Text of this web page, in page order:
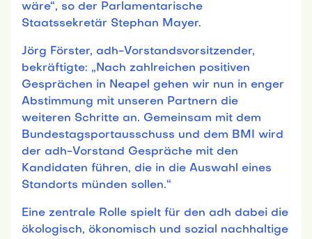
wäre“, so der Parlamentarische
Staatssekretär Stephan Mayer.
Jörg Förster, adh-Vorstandsvorsitzender,
bekräftigte: „Nach zahlreichen positiven
Gesprächen in Neapel gehen wir nun in enger
Abstimmung mit unseren Partnern die
weiteren Schritte an. Gemeinsam mit dem
Bundestagsportausschuss und dem BMI wird
der adh-Vorstand Gespräche mit den
Kandidaten führen, die in die Auswahl eines
Standorts münden sollen.“
Eine zentrale Rolle spielt für den adh dabei die
ökologisch, ökonomisch und sozial nachhaltige